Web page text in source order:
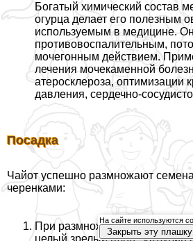
Богатый химический состав
огурца делает его полезным
используемым в медицине.
противовоспалительным,
мочегонным действием.
лечения мочекаменной
атеросклероза, оптимизации
давления, сердечно-
Посадка
Чайот успешно размножают
черенками:
При размножении семенами
целый зрелый плод, заглубив
На сайте используются
Закрыть эту плашку